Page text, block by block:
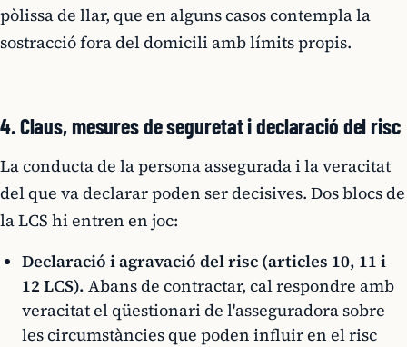
pòlissa de llar, que en alguns casos contempla la
sostracció fora del domicili amb límits propis.
4. Claus, mesures de seguretat i declaració del risc
La conducta de la persona assegurada i la veracitat
del que va declarar poden ser decisives. Dos blocs de
la LCS hi entren en joc:
Declaració i agravació del risc (articles 10, 11 i
12 LCS). Abans de contractar, cal respondre amb
veracitat el qüestionari de l'asseguradora sobre
les circumstàncies que poden influir en el risc